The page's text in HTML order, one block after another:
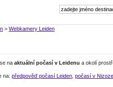
> Webkamery Leiden
na aktuální počasí v Leidenu a okolí
na: předpověď počasí Leiden počasí v